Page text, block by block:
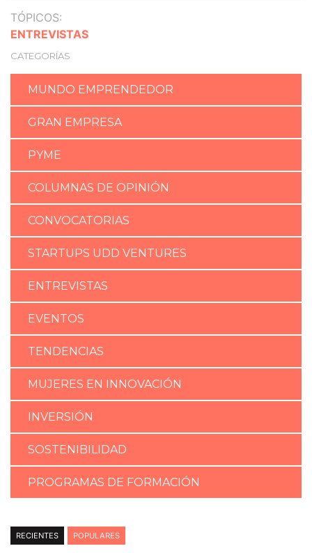
TÓPICOS:
ENTREVISTAS
CATEGORÍAS
MUNDO EMPRENDEDOR
GRAN EMPRESA
PYME
COLUMNAS DE OPINIÓN
CONVOCATORIAS
STARTUPS UDD VENTURES
ENTREVISTAS
EVENTOS
TENDENCIAS
MUJERES EN INNOVACIÓN
INVERSIÓN
SOSTENIBILIDAD
PROGRAMAS DE FORMACIÓN
RECIENTES POPULARES